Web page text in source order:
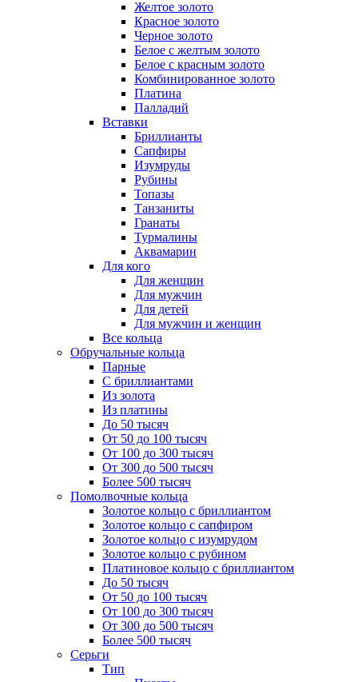
Желтое золото
Красное золото
Черное золото
Белое с желтым золото
Белое с красным золото
Комбинированное золото
Платина
Палладий
Вставки
Бриллианты
Сапфиры
Изумруды
Рубины
Топазы
Танзаниты
Гранаты
Турмалины
Аквамарин
Для кого
Для женщин
Для мужчин
Для детей
Для мужчин и женщин
Все кольца
Обручальные кольца
Парные
С бриллиантами
Из золота
Из платины
До 50 тысяч
От 50 до 100 тысяч
От 100 до 300 тысяч
От 300 до 500 тысяч
Более 500 тысяч
Помолвочные кольца
Золотое кольцо с бриллиантом
Золотое кольцо с сапфиром
Золотое кольцо с изумрудом
Золотое кольцо с рубином
Платиновое кольцо с бриллиантом
До 50 тысяч
От 50 до 100 тысяч
От 100 до 300 тысяч
От 300 до 500 тысяч
Более 500 тысяч
Серьги
Тип